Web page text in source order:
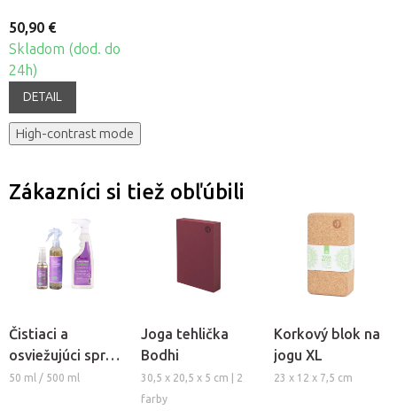
50,90 €
Skladom (dod. do
24h)
DETAIL
High-contrast mode
Zákazníci si tiež obľúbili
Čistiaci a
osviežujúci sprej
na joga podložku
50 ml / 500 ml
Joga tehlička
Bodhi
30,5 x 20,5 x 5 cm | 2
farby
Korkový blok na
jogu XL
23 x 12 x 7,5 cm